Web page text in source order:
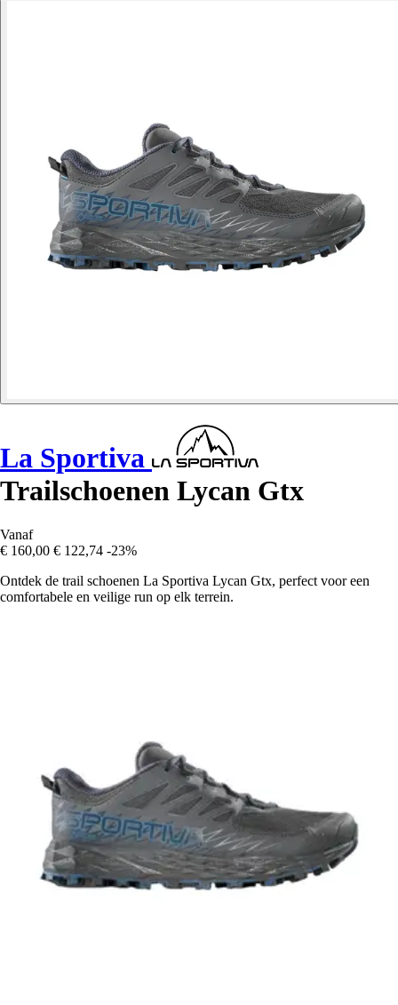
La Sportiva
Trailschoenen Lycan Gtx
Vanaf
€ 160,00 € 122,74 -23%
Ontdek de trail schoenen La Sportiva Lycan Gtx, perfect voor een
comfortabele en veilige run op elk terrein.